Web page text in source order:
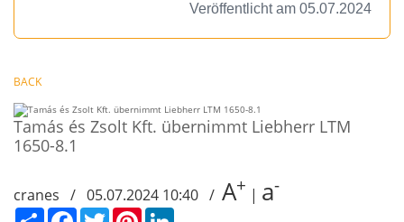
Veröffentlicht am 05.07.2024
BACK
Tamás és Zsolt Kft. übernimmt Liebherr LTM
1650-8.1
cranes / 05.07.2024 10:40 / A+ | a-
СподелиFacebookTwitter Pinterest